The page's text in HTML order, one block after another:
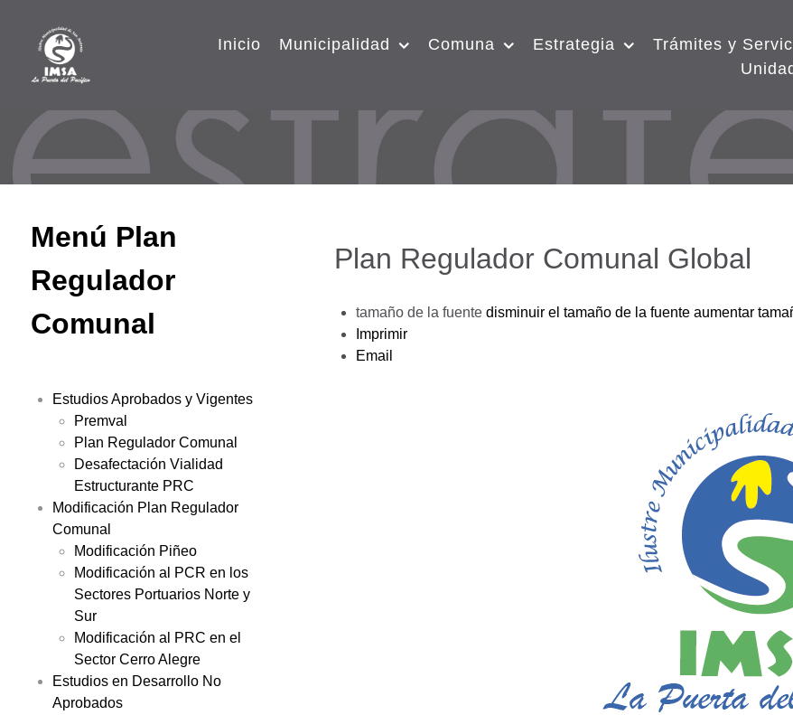
Inicio Municipalidad Comuna Estrategia
Trámites y
Menú Plan
Regulador
Comunal
Estudios Aprobados y Vigentes
Premval
Plan Regulador Comunal
Desafectación Vialidad
Estructurante PRC
Modificación Plan Regulador
Comunal
Modificación Piñeo
Modificación al PCR en los
Sectores Portuarios Norte y
Sur
Modificación al PRC en el
Sector Cerro Alegre
Estudios en Desarrollo No
Aprobados
Plan Regulador Comunal Global
tamaño de la fuente disminuir el tamaño de la fuente aumentar
Imprimir
Email